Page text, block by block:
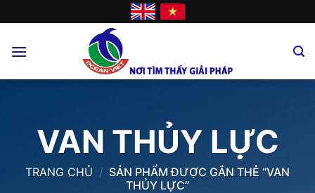
to
VAN THỦY LỰC
TRANG CHỦ / SẢN PHẨM ĐƯỢC GẮN THẺ “VAN
THỦY LỰC”